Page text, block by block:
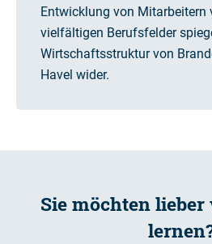
Entwicklung von Mitarbeitern
vielfältigen Berufsfelder
Wirtschaftsstruktur von
Havel wider.
Sie möchten lieber